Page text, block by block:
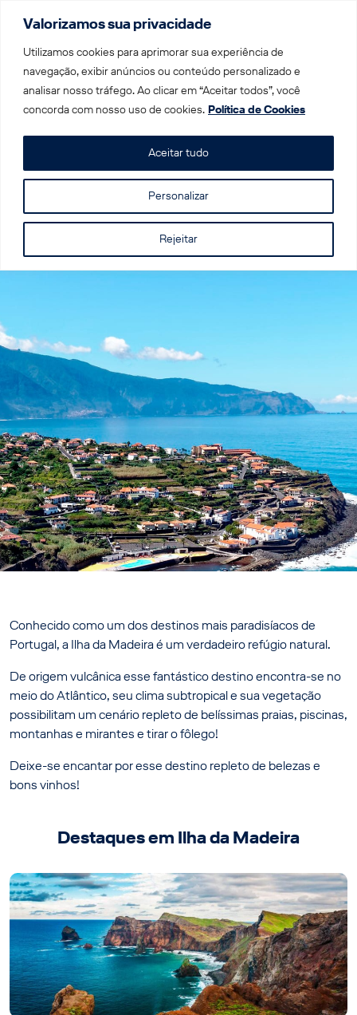
Valorizamos sua privacidade
Utilizamos cookies para aprimorar sua experiência de
navegação, exibir anúncios ou conteúdo personalizado e
analisar nosso tráfego. Ao clicar em “Aceitar todos”, você
concorda com nosso uso de cookies. Política de Cookies
Personalizar
Rejeitar
Aceitar tudo
Home | Trens por Destino | Trem em Portugal | Ilha da
Ilha da Madeira
Conhecido como um dos destinos mais paradisíacos de
Portugal, a Ilha da Madeira é um verdadeiro refúgio natural.
De origem vulcânica esse fantástico destino encontra-se no
meio do Atlântico, seu clima subtropical e sua vegetação
possibilitam um cenário repleto de belíssimas praias, piscinas,
montanhas e mirantes e tirar o fôlego!
Deixe-se encantar por esse destino repleto de belezas e
bons vinhos!
Destaques em Ilha da Madeira